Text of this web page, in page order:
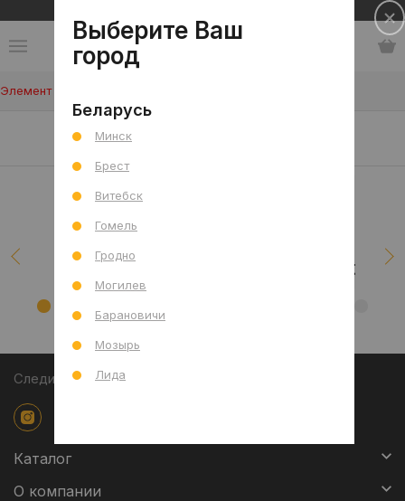
Элемент не найден!
Наши клиенты/проекты
Следите за акциями
Каталог
О компании
Выберите Ваш
город
Беларусь
Минск
Брест
Витебск
Гомель
Гродно
Могилев
Барановичи
Мозырь
Лида